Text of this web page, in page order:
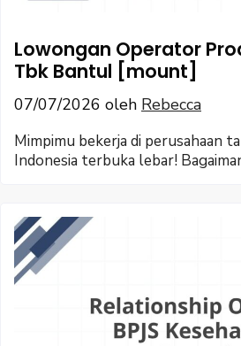
Lowongan Operator
Tbk Bantul [mount]
07/07/2026 oleh Rebecca
Mimpimu bekerja di perusahaan
Indonesia terbuka lebar!